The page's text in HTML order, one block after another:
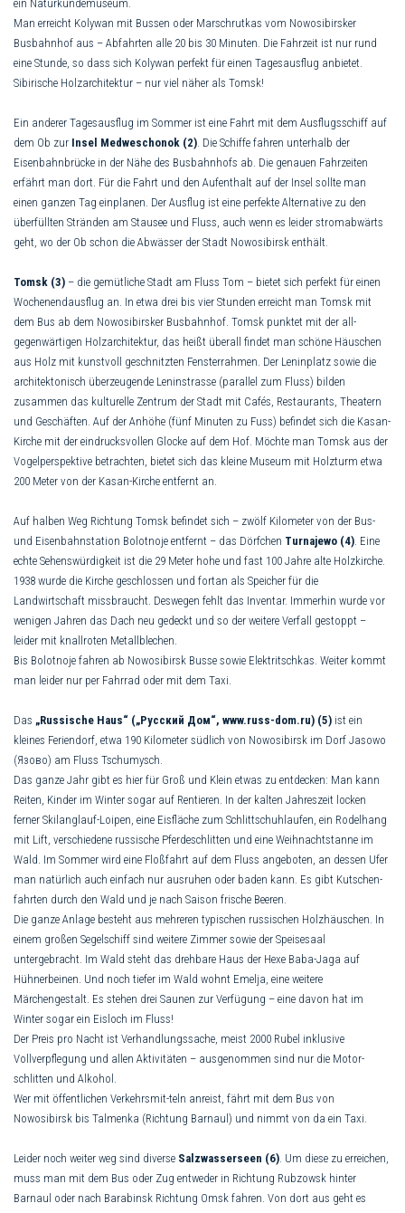
ein Naturkunde­museum.
Man erreicht Kolywan mit Bussen oder Marschrutkas vom Nowosibirsker
Busbahnhof aus – Abfahrten alle 20 bis 30 Minuten. Die Fahrzeit ist nur rund
eine Stunde, so dass sich Kolywan perfekt für einen Tagesausflug an­bietet.
Sibirische Holzarchitektur – nur viel näher als Tomsk!
Ein anderer Tagesausflug im Sommer ist eine Fahrt mit dem Ausflugsschiff auf
dem Ob zur Insel Medweschonok (2). Die Schiffe fahren unterhalb der
Eisenbahnbrücke in der Nähe des Busbahnhofs ab. Die ge­nauen Fahrzeiten
erfährt man dort. Für die Fahrt und den Aufenthalt auf der Insel sollte man
einen ganzen Tag einplanen. Der Ausflug ist eine perfekte Alternative zu den
überfüllten Stränden am Stausee und Fluss, auch wenn es leider stromabwärts
geht, wo der Ob schon die Abwässer der Stadt Nowo­sibirsk enthält.
Tomsk (3) – die gemütliche Stadt am Fluss Tom – bietet sich perfekt für einen
Wochenendausflug an. In etwa drei bis vier Stunden erreicht man Tomsk mit
dem Bus ab dem Nowosibirsker Bus­bahnhof. Tomsk punktet mit der all­
gegenwärtigen Holzarchitektur, das heißt überall findet man schöne Häuschen
aus Holz mit kunstvoll ge­schnitzten Fensterrahmen. Der Lenin­­platz sowie die
architektonisch über­zeugende Leninstrasse (parallel zum Fluss) bilden
zusammen das kulturelle Zentrum der Stadt mit Cafés, Restau­rants, Theatern
und Geschäf­ten. Auf der Anhöhe (fünf Minuten zu Fuss) befindet sich die Kasan-
Kirche mit der eindrucksvollen Glocke auf dem Hof. Möchte man Tomsk aus der
Vogel­pers­pektive betrachten, bietet sich das klei­ne Museum mit Holzturm etwa
200 Me­ter von der Kasan-Kirche entfernt an.
Auf halben Weg Richtung Tomsk befindet sich – zwölf Kilometer von der Bus-
und Eisenbahnstation Bolotnoje entfernt – das Dörfchen Turnajewo (4). Eine
echte Sehenswürdigkeit ist die 29 Meter hohe und fast 100 Jahre alte Holz­kirche.
1938 wurde die Kirche geschlossen und fortan als Speicher für die
Landwirtschaft missbraucht. Deswegen fehlt das Inventar. Immerhin wurde vor
wenigen Jahren das Dach neu gedeckt und so der weitere Verfall gestoppt –
leider mit knallroten Metallblechen.
Bis Bolotnoje fahren ab Nowosibirsk Busse sowie Elektritschkas. Weiter kommt
man leider nur per Fahrrad oder mit dem Taxi.
Das „Russische Haus“ („Русс­кий Дом“, www.russ-dom.ru) (5) ist ein
kleines Feriendorf, etwa 190 Kilometer südlich von Nowosibirsk im Dorf Jas­owo
(Язово) am Fluss Tschumysch.
Das ganze Jahr gibt es hier für Groß und Klein etwas zu entdecken: Man kann
Reiten, Kinder im Winter sogar auf Rentieren. In der kalten Jahreszeit locken
ferner Skilanglauf-Loipen, eine Eisfläche zum Schlittschuhlaufen, ein Rodelhang
mit Lift, verschiedene russische Pferdeschlitten und eine Weihnachtstanne im
Wald. Im Sommer wird eine Floßfahrt auf dem Fluss angeboten, an dessen Ufer
man natürlich auch einfach nur ausruhen oder baden kann. Es gibt Kutschen­
fahrten durch den Wald und je nach Saison frische Beeren.
Die ganze Anlage besteht aus mehreren typischen russischen Holz­häuschen. In
einem großen Segelschiff sind weitere Zimmer sowie der Speisesaal
untergebracht. Im Wald steht das drehbare Haus der Hexe Baba-Jaga auf
Hühnerbeinen. Und noch tiefer im Wald wohnt Emelja, eine weitere
Märchengestalt. Es stehen drei Saunen zur Verfügung – eine davon hat im
Winter sogar ein Eisloch im Fluss!
Der Preis pro Nacht ist Verhand­lungssache, meist 2000 Rubel inklu­si­ve
Vollverpflegung und allen Aktivitäten – ausgenommen sind nur die Motor­
schlitten und Alkohol.
Wer mit öffentlichen Verkehrs­mit-teln anreist, fährt mit dem Bus von
Nowosibirsk bis Talmenka (Richtung Barnaul) und nimmt von da ein Taxi.
Leider noch weiter weg sind di­ver­se Salzwasserseen (6). Um diese zu er­rei­chen,
muss man mit dem Bus oder Zug entweder in Richtung Rubzowsk hinter
Barnaul oder nach Barabinsk Richtung Omsk fahren. Von dort aus geht es